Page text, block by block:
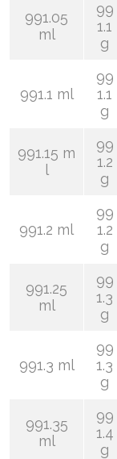
991.05
ml
99
1.1
g
991.1 ml
99
1.1
g
991.15 m
l
99
1.2
g
991.2 ml
99
1.2
g
991.25
ml
99
1.3
g
991.3 ml
99
1.3
g
991.35
ml
99
1.4
g